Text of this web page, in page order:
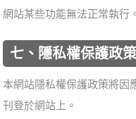
網站某些功能無法正常執行。
七、隱私權保護政
本網站隱私權保護政策將因
刊登於網站上。